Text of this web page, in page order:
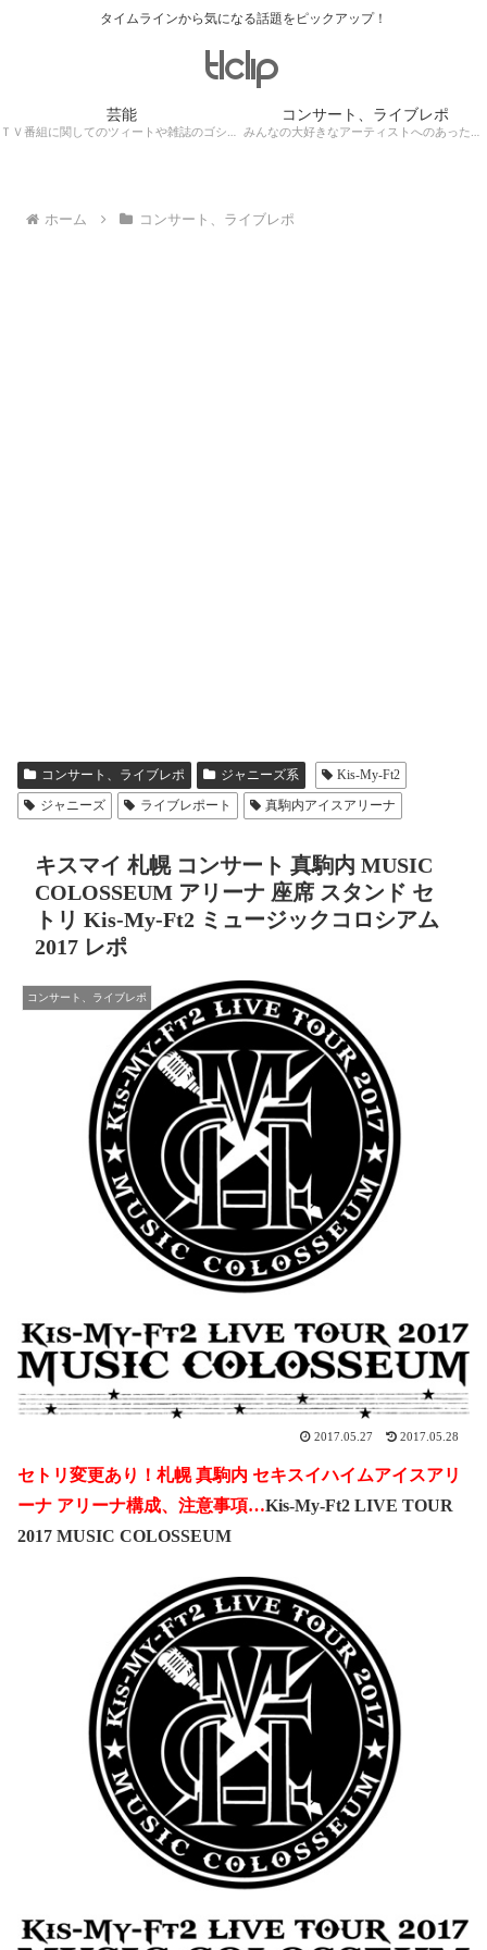
タイムラインから気になる話題をピックアップ！
芸能
ＴＶ番組に関してのツィートや雑誌のゴシップ記事、芸能人目撃情報・ロケ現場遭遇・・・
コンサート、ライブレポ
みんなの大好きなアーティストへのあったかぁ～い思いをツイッターレポートに保存！
ホーム コンサート、ライブレポ
コンサート、ライブレポ ジャニーズ系
Kis-My-Ft2
ジャニーズ
ライブレポート 真駒内アイスアリーナ
キスマイ 札幌 コンサート 真駒内 MUSIC
COLOSSEUM アリーナ 座席 スタンド セ
トリ Kis-My-Ft2 ミュージックコロシアム
2017 レポ
コンサート、ライブレポ
2017.05.27 2017.05.28
セトリ変更あり！札幌 真駒内 セキスイハイムアイスアリ
ーナ アリーナ構成、注意事項…Kis-My-Ft2 LIVE TOUR
2017 MUSIC COLOSSEUM